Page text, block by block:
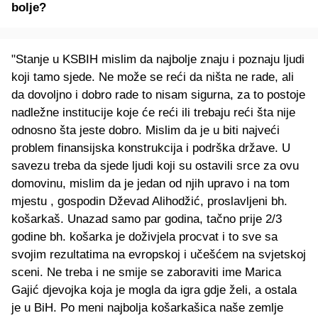
bolje?
"Stanje u KSBIH mislim da najbolje znaju i poznaju ljudi
koji tamo sjede. Ne može se reći da ništa ne rade, ali
da dovoljno i dobro rade to nisam sigurna, za to postoje
nadležne institucije koje će reći ili trebaju reći šta nije
odnosno šta jeste dobro. Mislim da je u biti najveći
problem finansijska konstrukcija i podrška države. U
savezu treba da sjede ljudi koji su ostavili srce za ovu
domovinu, mislim da je jedan od njih upravo i na tom
mjestu , gospodin Dževad Alihodžić, proslavljeni bh.
košarkaš. Unazad samo par godina, tačno prije 2/3
godine bh. košarka je doživjela procvat i to sve sa
svojim rezultatima na evropskoj i učešćem na svjetskoj
sceni. Ne treba i ne smije se zaboraviti ime Marica
Gajić djevojka koja je mogla da igra gdje želi, a ostala
je u BiH. Po meni najbolja košarkašica naše zemlje